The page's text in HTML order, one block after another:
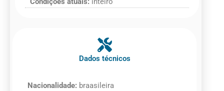
Dados técnicos
Nacionalidade: braasileira